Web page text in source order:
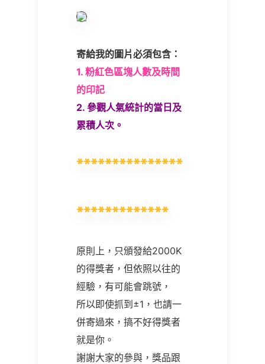
寄給我的圖片必須包含：
1. 粉紅色區塊人數及時間
的印記
2. 參觀人氣統計的當日及
累積人次。
原則上，只頒發給2000K
的得獎者，但依照以往的
經驗，有可能會跳號，
所以即使抓到 ±1，也請一
併寄過來，搞不好得獎者
就是你。
謝謝大家的參與，獎品跟